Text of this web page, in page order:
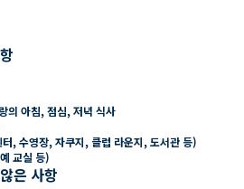
의 아침, 점심, 저녁 식사
, 수영장, 자쿠지, 클럽 라운지, 도서관 등)
교실 등)
은 사항